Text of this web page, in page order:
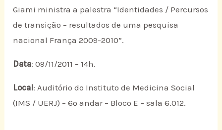
Giami ministra a palestra “Identidades / Percursos
de transição – resultados de uma pesquisa
nacional França 2009-2010”.
Data: 09/11/2011 – 14h.
Local: Auditório do Instituto de Medicina Social
(IMS / UERJ) – 6º andar – Bloco E – sala 6.012.